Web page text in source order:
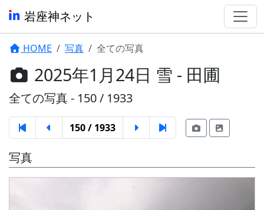
岩座神ネット
HOME 写真 全ての写真
2025年1月24日 雪 - 田圃
全ての写真 - 150 / 1933
150 / 1933
写真